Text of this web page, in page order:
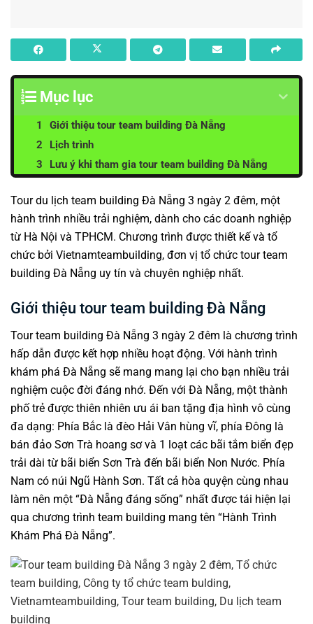
Mục lục
Giới thiệu tour team building Đà Nẵng
Lịch trình
Lưu ý khi tham gia tour team building Đà Nẵng
Tour du lịch team building Đà Nẵng 3 ngày 2 đêm, một
hành trình nhiều trải nghiệm, dành cho các doanh nghiệp
từ Hà Nội và TPHCM. Chương trình được thiết kế và tổ
chức bởi Vietnamteambuilding, đơn vị tổ chức tour team
building Đà Nẵng uy tín và chuyên nghiệp nhất.
Giới thiệu tour team building Đà Nẵng
Tour team building Đà Nẵng 3 ngày 2 đêm là chương trình
hấp dẫn được kết hợp nhiều hoạt động. Với hành trình
khám phá Đà Nẵng sẽ mang mang lại cho bạn nhiều trải
nghiệm cuộc đời đáng nhớ. Đến với Đà Nẵng, một thành
phố trẻ được thiên nhiên ưu ái ban tặng địa hình vô cùng
đa dạng: Phía Bắc là đèo Hải Vân hùng vĩ, phía Đông là
bán đảo Sơn Trà hoang sơ và 1 loạt các bãi tắm biển đẹp
trải dài từ bãi biển Sơn Trà đến bãi biển Non Nước. Phía
Nam có núi Ngũ Hành Sơn. Tất cả hòa quyện cùng nhau
làm nên một “Đà Nẵng đáng sống” nhất được tái hiện lại
qua chương trình team building mang tên “Hành Trình
Khám Phá Đà Nẵng”.